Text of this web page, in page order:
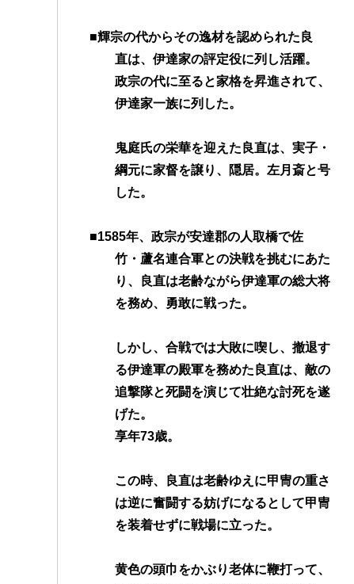
■輝宗の代からその逸材を認められた良
直は、伊達家の評定役に列し活躍。
政宗の代に至ると家格を昇進されて、
伊達家一族に列した。
鬼庭氏の栄華を迎えた良直は、実子・
綱元に家督を譲り、隠居。左月斎と号
した。
■1585年、政宗が安達郡の人取橋で佐
竹・蘆名連合軍との決戦を挑むにあた
り、良直は老齢ながら伊達軍の総大将
を務め、勇敢に戦った。
しかし、合戦では大敗に喫し、撤退す
る伊達軍の殿軍を務めた良直は、敵の
追撃隊と死闘を演じて壮絶な討死を遂
げた。
享年73歳。
この時、良直は老齢ゆえに甲冑の重さ
は逆に奮闘する妨げになるとして甲冑
を装着せずに戦場に立った。
黄色の頭巾をかぶり老体に鞭打って、